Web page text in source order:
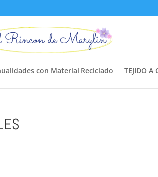
con Material Reciclado TEJIDO A